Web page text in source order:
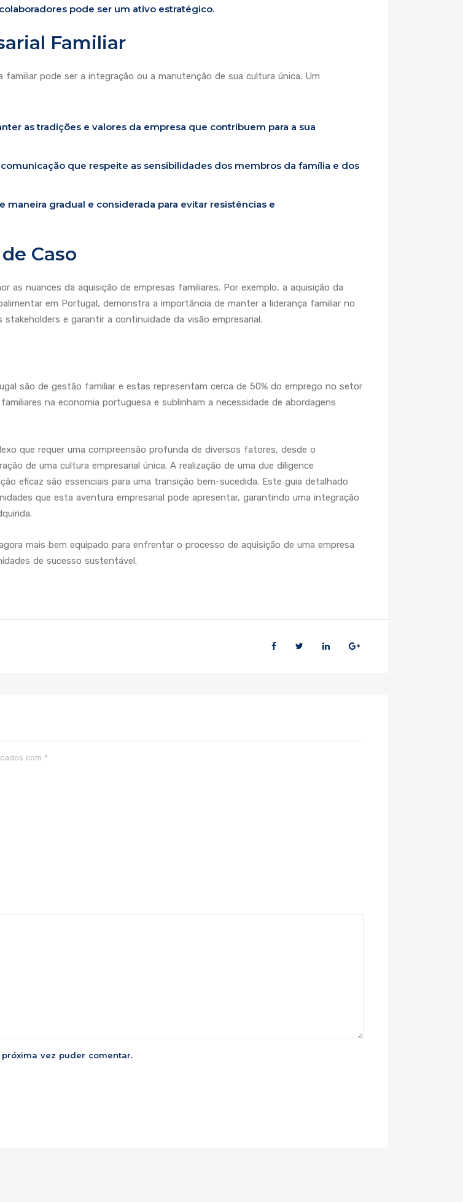
pode ser um ativo estratégico.
Familiar
pode ser a integração ou a manutenção de sua cultura única. Um
as tradições e valores da empresa que contribuem para a sua
que respeite as sensibilidades dos membros da família e dos
maneira gradual e considerada para evitar resistências e
Caso
as nuances da aquisição de empresas familiares. Por exemplo, a aquisição da
em Portugal, demonstra a importância de manter a liderança familiar no
e garantir a continuidade da visão empresarial.
são de gestão familiar e estas representam cerca de 50% do emprego no setor
na economia portuguesa e sublinham a necessidade de abordagens
que requer uma compreensão profunda de diversos fatores, desde o
de uma cultura empresarial única. A realização de uma due diligence
eficaz são essenciais para uma transição bem-sucedida. Este guia detalhado
que esta aventura empresarial pode apresentar, garantindo uma integração
mais bem equipado para enfrentar o processo de aquisição de uma empresa
de sucesso sustentável.
com *
vez puder comentar.